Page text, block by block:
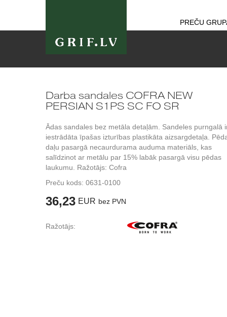
PREČU
Darba sandales COFRA NEW
PERSIAN S1PS SC FO SR
Ādas sandales bez metāla detaļām. Sandeles purngalā
iestrādāta īpašas izturības plastikāta aizsargdetaļa.
daļu pasargā necaurdurama auduma materiāls, kas
salīdzinot ar metālu par 15% labāk pasargā visu pēdas
laukumu. Ražotājs: Cofra
Preču kods: 0631-0100
36,23 EUR bez PVN
Ražotājs: